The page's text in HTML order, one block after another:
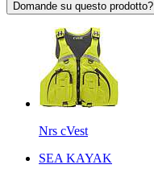
Domande su questo prodotto?
Nrs cVest
SEA KAYAK